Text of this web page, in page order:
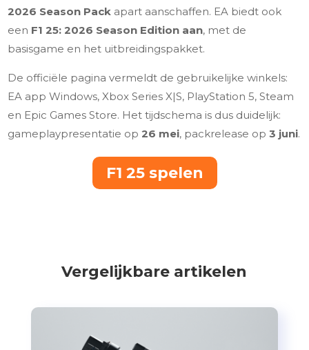
2026 Season Pack apart aanschaffen. EA biedt ook
een F1 25: 2026 Season Edition aan, met de
basisgame en het uitbreidingspakket.
De officiële pagina vermeldt de gebruikelijke winkels:
EA app Windows, Xbox Series X|S, PlayStation 5, Steam
en Epic Games Store. Het tijdschema is dus duidelijk:
gameplaypresentatie op26 mei, packrelease op3 juni.
F1 25 spelen
Vergelijkbare artikelen